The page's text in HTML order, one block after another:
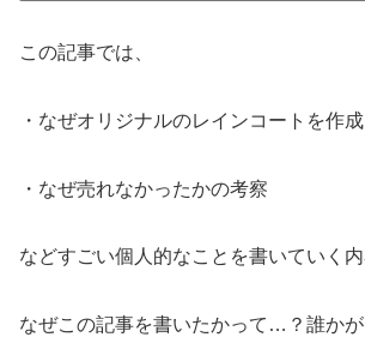
この記事では、
・なぜオリジナルのレインコートを作
・なぜ売れなかったかの考察
などすごい個人的なことを書いていく内
なぜこの記事を書いたかって…？誰かが